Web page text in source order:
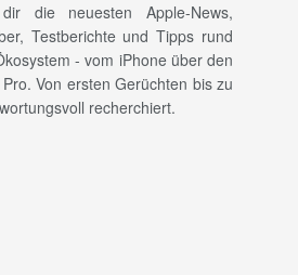
die neuesten Apple-News,
Testberichte und Tipps rund
- vom iPhone über den
Von ersten Gerüchten bis zu
recherchiert.